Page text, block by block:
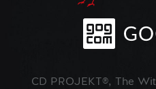
CD PROJEKT®, The